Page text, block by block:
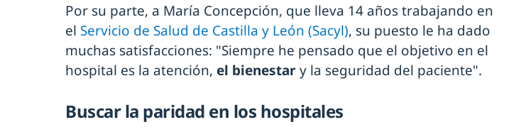
Por su parte, a María Concepción, que lleva 14 años trabajando en
el Servicio de Salud de Castilla y León (Sacyl), su puesto le ha dado
muchas satisfacciones: "Siempre he pensado que el objetivo en el
hospital es la atención, el bienestary la seguridad del paciente".
Buscar la paridad en los hospitales